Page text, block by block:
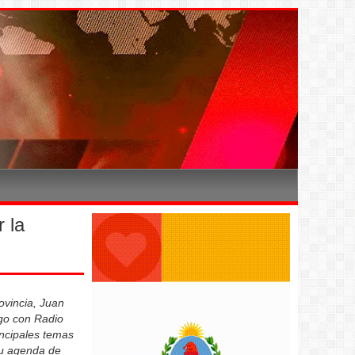
la
Juan
con Radio
temas
agenda de